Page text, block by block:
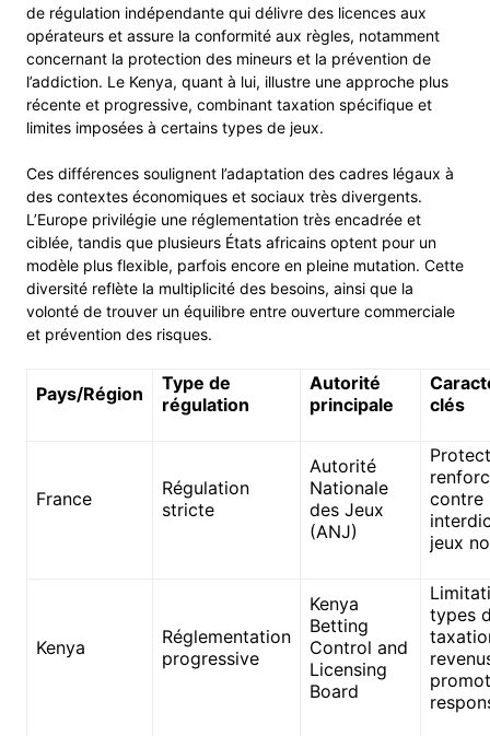
de régulation indépendante qui délivre des licences aux
opérateurs et assure la conformité aux règles, notamment
concernant la protection des mineurs et la prévention de
l’addiction. Le Kenya, quant à lui, illustre une approche plus
récente et progressive, combinant taxation spécifique et
limites imposées à certains types de jeux.
Ces différences soulignent l’adaptation des cadres légaux à
des contextes économiques et sociaux très divergents.
L’Europe privilégie une réglementation très encadrée et
ciblée, tandis que plusieurs États africains optent pour un
modèle plus flexible, parfois encore en pleine mutation. Cette
diversité reflète la multiplicité des besoins, ainsi que la
volonté de trouver un équilibre entre ouverture commerciale
et prévention des risques.
Pays/Région
Type de
régulation
Autorité
principale
clés
France
Régulation
stricte
Autorité
Nationale
des Jeux
(ANJ)
contre
jeux
Kenya
Réglementation
progressive
Kenya
Betting
Control and
Licensing
Board
types